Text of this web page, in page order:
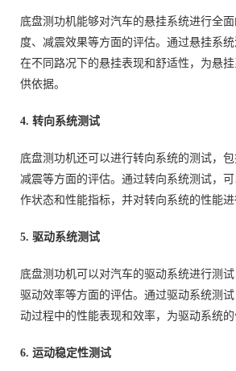
底盘测功机能够对汽车的悬挂系统进行全
度、减震效果等方面的评估。通过悬挂系
在不同路况下的悬挂表现和舒适性，为悬
供依据。
4. 转向系统测试
底盘测功机还可以进行转向系统的测试，
减震等方面的评估。通过转向系统测试，
作状态和性能指标，并对转向系统的性能进
5. 驱动系统测试
底盘测功机可以对汽车的驱动系统进行测试
驱动效率等方面的评估。通过驱动系统测
动过程中的性能表现和效率，为驱动系统的
6. 运动稳定性测试